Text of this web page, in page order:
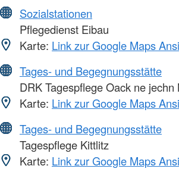
Sozialstationen
Pflegedienst Eibau
Karte: Link zur Google Maps
Tages- und Begegnungsstätte
DRK Tagespflege Oack ne jechn
Karte: Link zur Google Maps
Tages- und Begegnungsstätte
Tagespflege Kittlitz
Karte: Link zur Google Maps